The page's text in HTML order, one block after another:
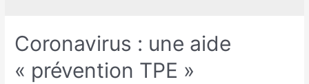
Coronavirus : une aide
« prévention TPE »